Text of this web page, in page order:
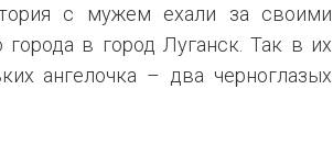
с мужем ехали за своими
в город Луганск. Так в их
ангелочка – два черноглазых